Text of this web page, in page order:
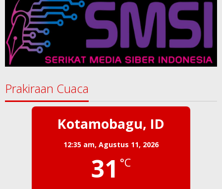
Prakiraan Cuaca
Kotamobagu, ID
12:35 am, Agustus 11, 2026
31 °C